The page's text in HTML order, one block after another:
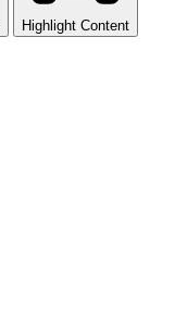
Highlight Content